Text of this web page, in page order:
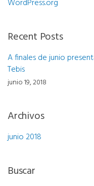
WordPress.org
Recent Posts
A finales de junio
Tebis
junio 19, 2018
Archivos
junio 2018
Buscar